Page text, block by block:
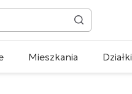
Mieszkania Działki